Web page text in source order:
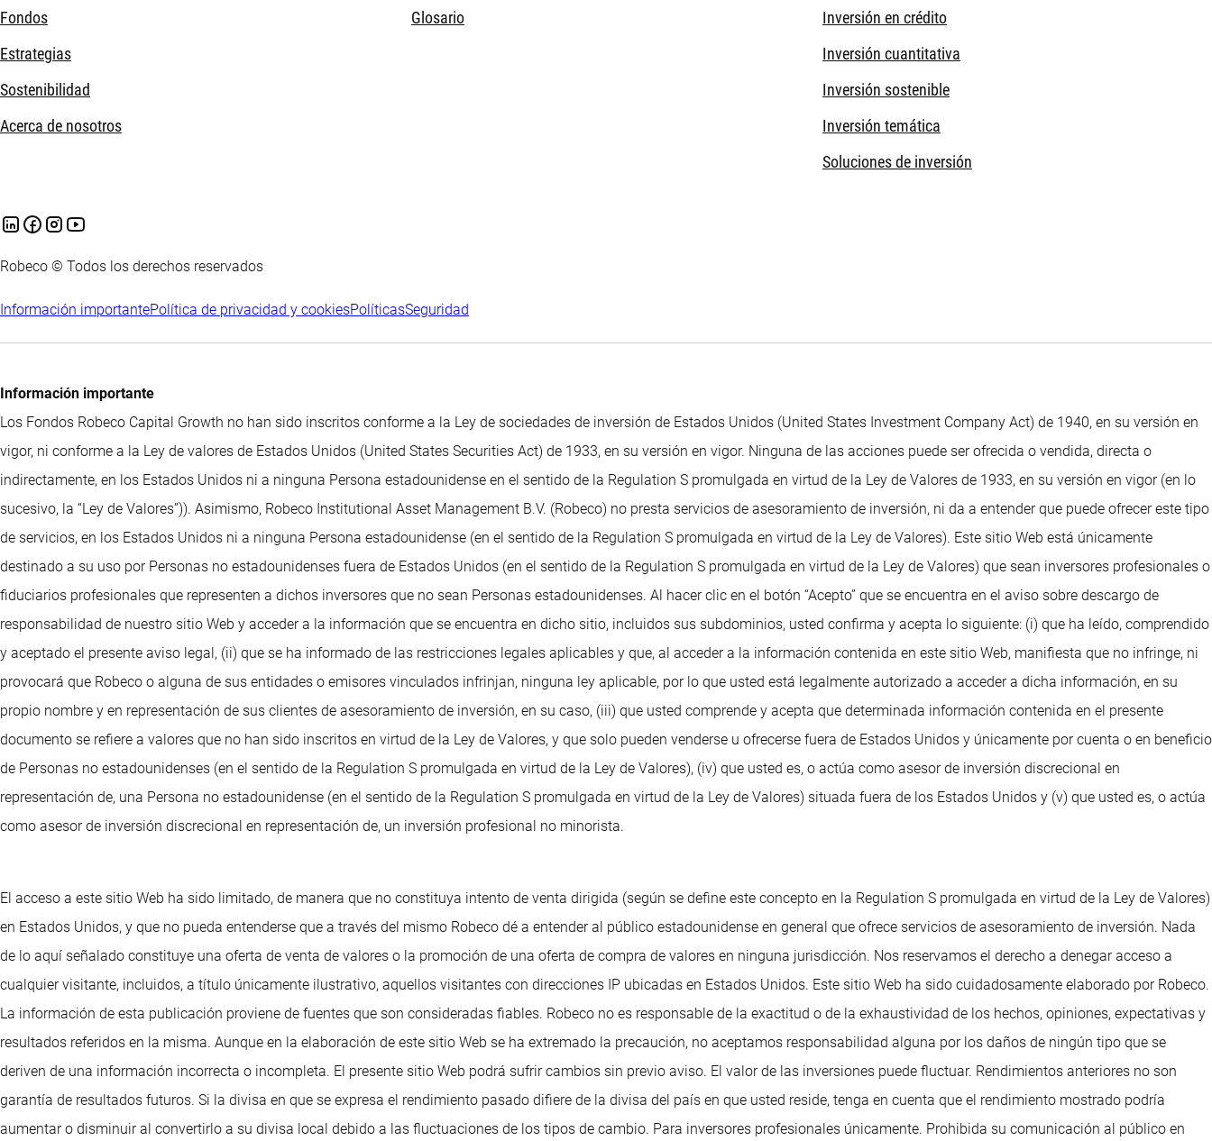
Fondos
Estrategias
Sostenibilidad
Acerca de nosotros
Glosario
Inversión en crédito
Inversión cuantitativa
Inversión sostenible
Inversión temática
Soluciones de inversión
Robeco © Todos los derechos reservados
Información importantePolítica de privacidad y cookiesPolíticasSeguridad
Información importante
Los Fondos Robeco Capital Growth no han sido inscritos conforme a la Ley de sociedades de inversión de Estados Unidos (United States Investment Company Act) de 1940, en su versión en
vigor, ni conforme a la Ley de valores de Estados Unidos (United States Securities Act) de 1933, en su versión en vigor. Ninguna de las acciones puede ser ofrecida o vendida, directa o
indirectamente, en los Estados Unidos ni a ninguna Persona estadounidense en el sentido de la Regulation S promulgada en virtud de la Ley de Valores de 1933, en su versión en vigor (en lo
sucesivo, la “Ley de Valores”)). Asimismo, Robeco Institutional Asset Management B.V. (Robeco) no presta servicios de asesoramiento de inversión, ni da a entender que puede ofrecer este tipo
de servicios, en los Estados Unidos ni a ninguna Persona estadounidense (en el sentido de la Regulation S promulgada en virtud de la Ley de Valores). Este sitio Web está únicamente
destinado a su uso por Personas no estadounidenses fuera de Estados Unidos (en el sentido de la Regulation S promulgada en virtud de la Ley de Valores) que sean inversores profesionales o
fiduciarios profesionales que representen a dichos inversores que no sean Personas estadounidenses. Al hacer clic en el botón “Acepto” que se encuentra en el aviso sobre descargo de
responsabilidad de nuestro sitio Web y acceder a la información que se encuentra en dicho sitio, incluidos sus subdominios, usted confirma y acepta lo siguiente: (i) que ha leído, comprendido
y aceptado el presente aviso legal, (ii) que se ha informado de las restricciones legales aplicables y que, al acceder a la información contenida en este sitio Web, manifiesta que no infringe, ni
provocará que Robeco o alguna de sus entidades o emisores vinculados infrinjan, ninguna ley aplicable, por lo que usted está legalmente autorizado a acceder a dicha información, en su
propio nombre y en representación de sus clientes de asesoramiento de inversión, en su caso, (iii) que usted comprende y acepta que determinada información contenida en el presente
documento se refiere a valores que no han sido inscritos en virtud de la Ley de Valores, y que solo pueden venderse u ofrecerse fuera de Estados Unidos y únicamente por cuenta o en beneficio
de Personas no estadounidenses (en el sentido de la Regulation S promulgada en virtud de la Ley de Valores), (iv) que usted es, o actúa como asesor de inversión discrecional en
representación de, una Persona no estadounidense (en el sentido de la Regulation S promulgada en virtud de la Ley de Valores) situada fuera de los Estados Unidos y (v) que usted es, o actúa
como asesor de inversión discrecional en representación de, un inversión profesional no minorista.
El acceso a este sitio Web ha sido limitado, de manera que no constituya intento de venta dirigida (según se define este concepto en la Regulation S promulgada en virtud de la Ley de Valores)
en Estados Unidos, y que no pueda entenderse que a través del mismo Robeco dé a entender al público estadounidense en general que ofrece servicios de asesoramiento de inversión. Nada
de lo aquí señalado constituye una oferta de venta de valores o la promoción de una oferta de compra de valores en ninguna jurisdicción. Nos reservamos el derecho a denegar acceso a
cualquier visitante, incluidos, a título únicamente ilustrativo, aquellos visitantes con direcciones IP ubicadas en Estados Unidos. Este sitio Web ha sido cuidadosamente elaborado por Robeco.
La información de esta publicación proviene de fuentes que son consideradas fiables. Robeco no es responsable de la exactitud o de la exhaustividad de los hechos, opiniones, expectativas y
resultados referidos en la misma. Aunque en la elaboración de este sitio Web se ha extremado la precaución, no aceptamos responsabilidad alguna por los daños de ningún tipo que se
deriven de una información incorrecta o incompleta. El presente sitio Web podrá sufrir cambios sin previo aviso. El valor de las inversiones puede fluctuar. Rendimientos anteriores no son
garantía de resultados futuros. Si la divisa en que se expresa el rendimiento pasado difiere de la divisa del país en que usted reside, tenga en cuenta que el rendimiento mostrado podría
aumentar o disminuir al convertirlo a su divisa local debido a las fluctuaciones de los tipos de cambio. Para inversores profesionales únicamente. Prohibida su comunicación al público en